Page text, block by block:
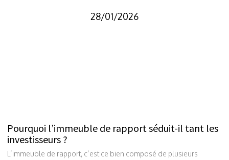
28/01/2026
Pourquoi l’immeuble de rapport séduit-il tant les
investisseurs ?
L’immeuble de rapport, c’est ce bien composé de plusieurs